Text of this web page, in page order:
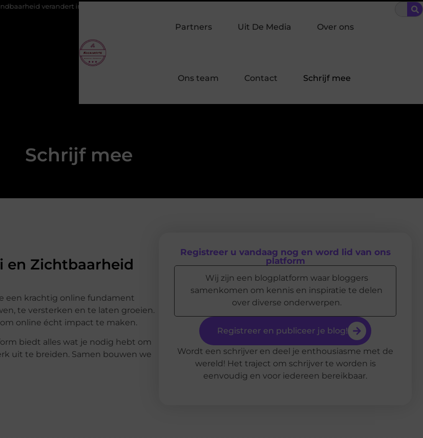
in 2026 Van het Oude Dorp tot de Gouden Driehoek: welke inbraakpreventie past bij jouw buurt in Laren?
Partners Uit De Media Over ons
Ons team Contact Schrijf mee
Schrijf mee
en Zichtbaarheid
een krachtig online fundament
te versterken en te laten groeien.
online écht impact te maken.
biedt alles wat je nodig hebt om
uit te breiden. Samen bouwen we
Registreer u vandaag nog en word lid van ons
platform
Wij zijn een blogplatform waar bloggers
samenkomen om kennis en inspiratie te delen
over diverse onderwerpen.
Registreer en publiceer je blog!
Wordt een schrijver en deel je enthousiasme met de
wereld! Het traject om schrijver te worden is
eenvoudig en voor iedereen bereikbaar.